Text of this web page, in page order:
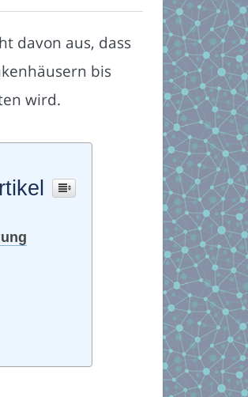
davon aus, dass
bis
wird.